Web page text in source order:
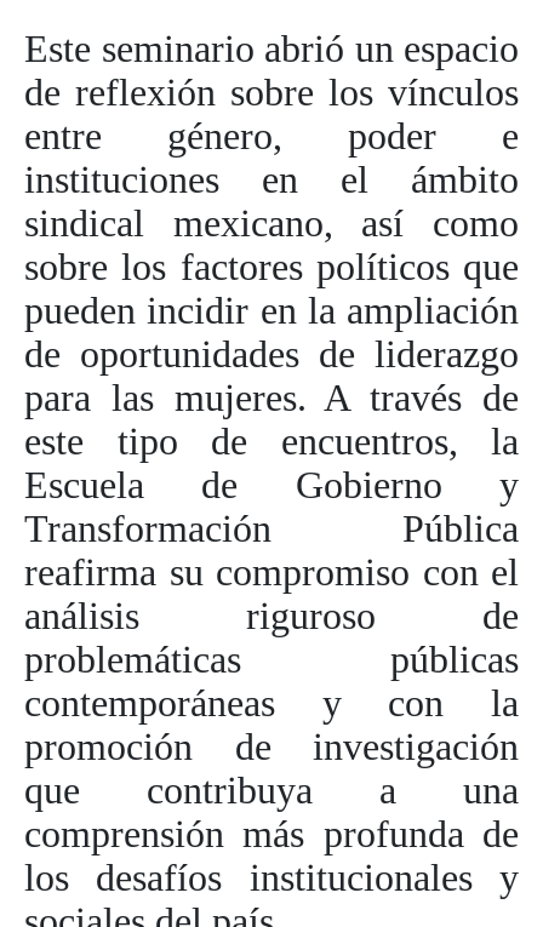
Este seminario abrió un espacio
de reflexión sobre los vínculos
entre género, poder e
instituciones en el ámbito
sindical mexicano, así como
sobre los factores políticos que
pueden incidir en la ampliación
de oportunidades de liderazgo
para las mujeres. A través de
este tipo de encuentros, la
Escuela de Gobierno y
Transformación Pública
reafirma su compromiso con el
análisis riguroso de
problemáticas públicas
contemporáneas y con la
promoción de investigación
que contribuya a una
comprensión más profunda de
los desafíos institucionales y